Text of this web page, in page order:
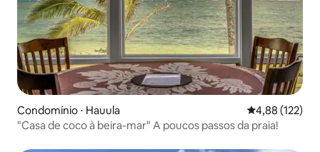
Condomínio ⋅ Hauula 4,88 de uma
4,88 (122)
"Casa de coco à beira-mar" A poucos passos da praia!